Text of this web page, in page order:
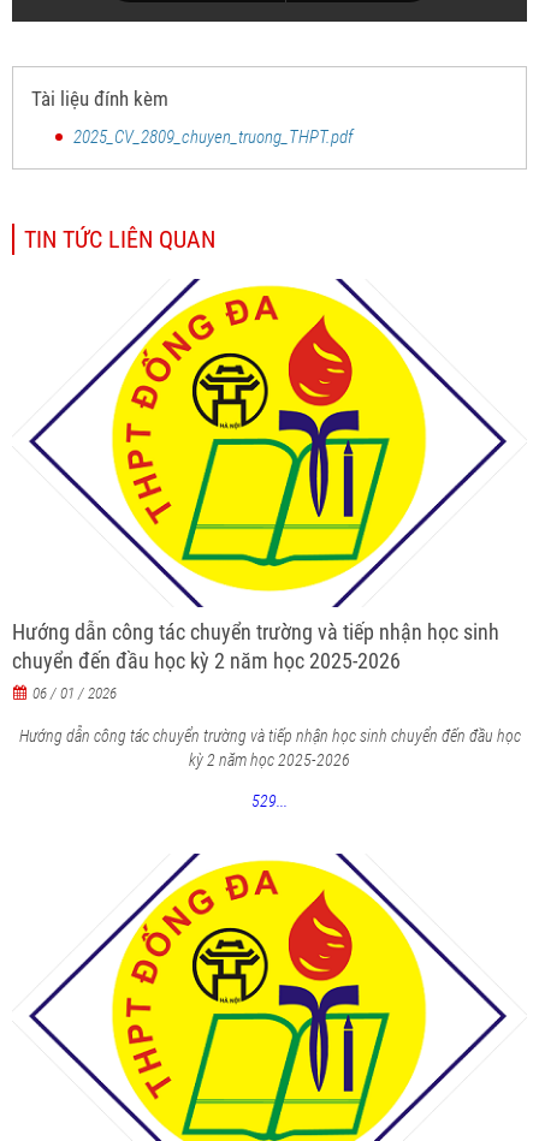
Tài liệu đính kèm
2025_CV_2809_chuyen_truong_THPT.pdf
TIN TỨC LIÊN QUAN
Hướng dẫn công tác chuyển trường và tiếp nhận học sinh
chuyển đến đầu học kỳ 2 năm học 2025-2026
06 / 01 / 2026
Hướng dẫn công tác chuyển trường và tiếp nhận học sinh chuyển đến đầu học
kỳ 2 năm học 2025-2026
529...